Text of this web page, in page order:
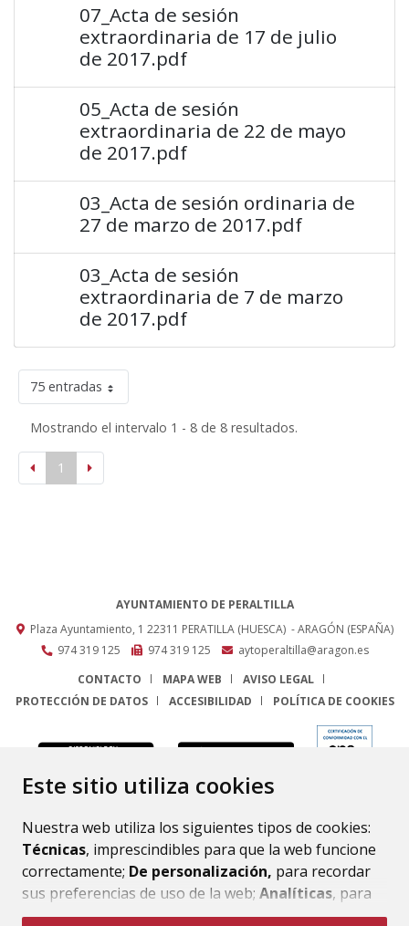
Este sitio utiliza cookies
Nuestra web utiliza los siguientes tipos de cookies:
Técnicas, imprescindibles para que la web funcione
correctamente; De personalización, para recordar
sus preferencias de uso de la web; Analíticas, para
mejorar el funcionamiento de la web y sus servicios.
07_Acta de sesión
extraordinaria de 17 de julio
de 2017.pdf
05_Acta de sesión
extraordinaria de 22 de mayo
de 2017.pdf
03_Acta de sesión ordinaria de
27 de marzo de 2017.pdf
03_Acta de sesión
extraordinaria de 7 de marzo
de 2017.pdf
75 entradas
Mostrando el intervalo 1 - 8 de 8 resultados.
1
AYUNTAMIENTO DE PERALTILLA
Plaza Ayuntamiento, 1 22311 PERATILLA (HUESCA) - ARAGÓN (ESPAÑA)
974 319 125
974 319 125
aytoperaltilla@aragon.es
CONTACTO
MAPA WEB
AVISO LEGAL
PROTECCIÓN DE DATOS
ACCESIBILIDAD POLÍTICA DE COOKIES